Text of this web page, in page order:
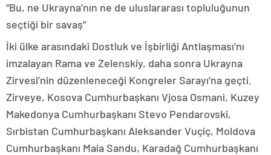
“Bu, ne Ukrayna’nın ne de uluslararası topluluğunun
seçtiği bir savaş”
İki ülke arasındaki Dostluk ve İşbirliği Antlaşması’nı
imzalayan Rama ve Zelenskiy, daha sonra Ukrayna
Zirvesi’nin düzenleneceği Kongreler Sarayı’na geçti.
Zirveye, Kosova Cumhurbaşkanı Vjosa Osmani, Kuzey
Makedonya Cumhurbaşkanı Stevo Pendarovski,
Sırbistan Cumhurbaşkanı Aleksander Vuçiç, Moldova
Cumhurbaşkanı Maia Sandu, Karadağ Cumhurbaşkanı